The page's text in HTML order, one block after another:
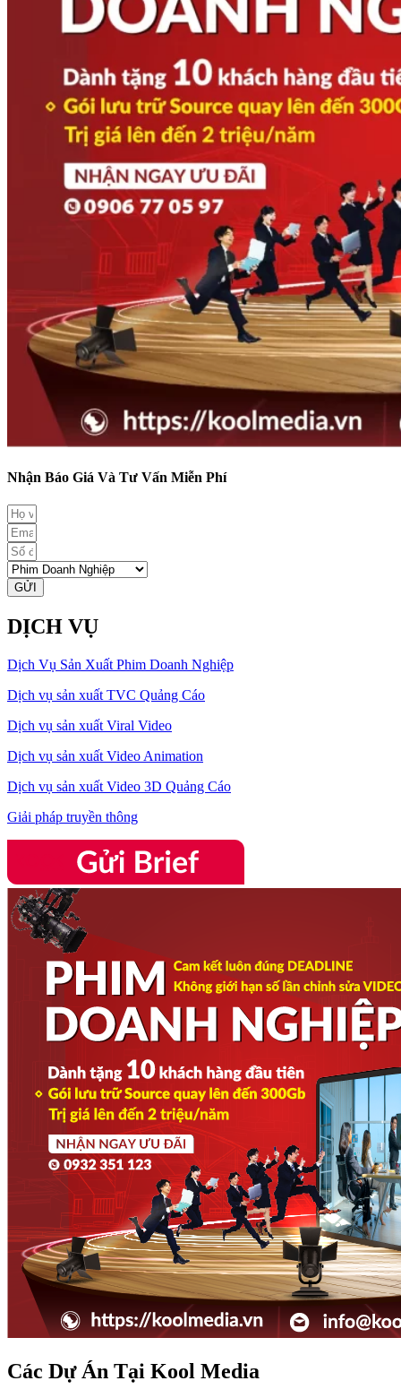
Nhận Báo Giá Và Tư Vấn Miễn Phí
GỬI
DỊCH VỤ
Dịch Vụ Sản Xuất Phim Doanh Nghiệp
Dịch vụ sản xuất TVC Quảng Cáo
Dịch vụ sản xuất Viral Video
Dịch vụ sản xuất Video Animation
Dịch vụ sản xuất Video 3D Quảng Cáo
Giải pháp truyền thông
Các Dự Án Tại Kool Media